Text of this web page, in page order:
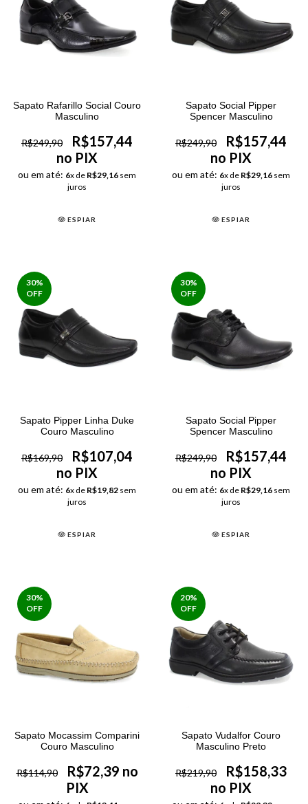
Sapato Rafarillo Social Couro
Masculino
R$249,90
R$157,44
no PIX
ou em até: 6x de R$29,16 sem
juros
ESPIAR
Sapato Social Pipper
Spencer Masculino
R$249,90
R$157,44
no PIX
ou em até: 6x de R$29,16 sem
juros
ESPIAR
30%
OFF
Sapato Pipper Linha Duke
Couro Masculino
R$169,90
R$107,04
no PIX
ou em até: 6x de R$19,82 sem
juros
ESPIAR
30%
OFF
Sapato Social Pipper
Spencer Masculino
R$249,90
R$157,44
no PIX
ou em até: 6x de R$29,16 sem
juros
ESPIAR
30%
OFF
Sapato Mocassim Comparini
Couro Masculino
R$114,90
R$72,39 no
PIX
20%
OFF
Sapato Vudalfor Couro
Masculino Preto
R$219,90
R$158,33
no PIX